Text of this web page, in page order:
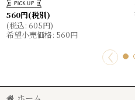
560円(税別)
(税込: 605円)
希望小売価格: 560円